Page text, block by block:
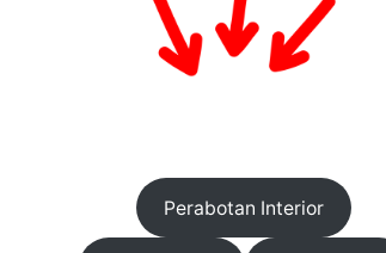
Perabotan Interior